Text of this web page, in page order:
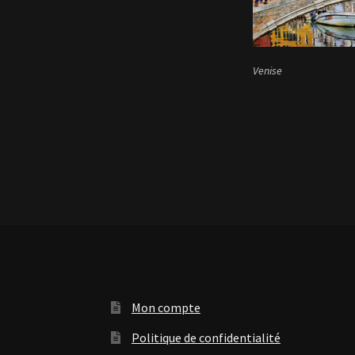
Venise
Mon compte
Politique de confidentialité